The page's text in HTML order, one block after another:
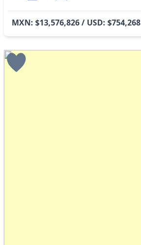
MXN: $13,576,826 / USD: $754,268